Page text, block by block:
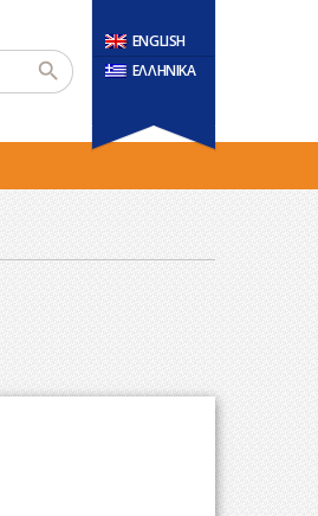
ENGLISH
ΕΛΛΗΝΙΚΑ